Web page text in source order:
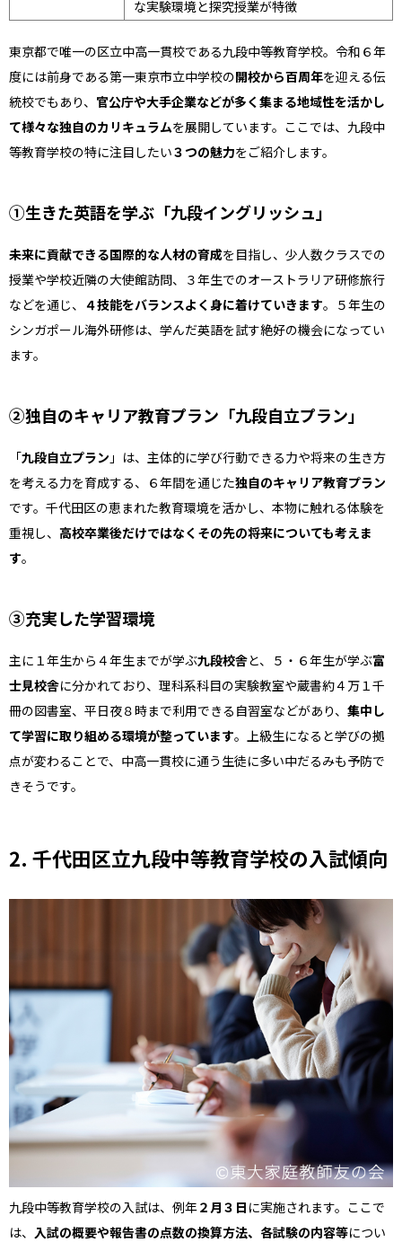
な実験環境と探究授業が特徴
東京都で唯一の区立中高一貫校である九段中等教育学校。令和６年
度には前身である第一東京市立中学校の開校から百周年を迎える伝
統校でもあり、 官公庁や大手企業などが多く集まる地域性を活かし
て様々な独自のカリキュラムを展開しています。ここでは、九段中
等教育学校の特に注目したい３つの魅力をご紹介します。
①生きた英語を学ぶ「九段イングリッシュ」
未来に貢献できる国際的な人材の育成を目指し、少人数クラスでの
授業や学校近隣の大使館訪問、３年生でのオーストラリア研修旅行
などを通じ、 ４技能をバランスよく身に着けていきます。５年生の
シンガポール海外研修は、学んだ英語を試す絶好の機会になってい
ます。
②独自のキャリア教育プラン「九段自立プラン」
「九段自立プラン 」は、主体的に学び行動できる力や将来の生き方
を考える力を育成する、６年間を通じた独自のキャリア教育プラン
です。千代田区の恵まれた教育環境を活かし、本物に触れる体験を
重視し、 高校卒業後だけではなくその先の将来についても考えま
す。
③充実した学習環境
主に１年生から４年生までが学ぶ九段校舎と、５・６年生が学ぶ富
士見校舎に分かれており、理科系科目の実験教室や蔵書約４万１千
冊の図書室、平日夜８時まで利用できる自習室などがあり、 集中し
て学習に取り組める環境が整っています。上級生になると学びの拠
点が変わることで、中高一貫校に通う生徒に多い中だるみも予防で
きそうです。
2. 千代田区立九段中等教育学校の入試傾向
九段中等教育学校の入試は、例年２月３日 に実施されます。ここで
は、 入試の概要や報告書の点数の換算方法、各試験の内容等につい